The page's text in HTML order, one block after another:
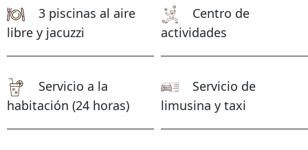
3 piscinas al aire
libre y jacuzzi
Centro de
actividades
Servicio a la
habitación (24 horas)
Servicio de
limusina y taxi